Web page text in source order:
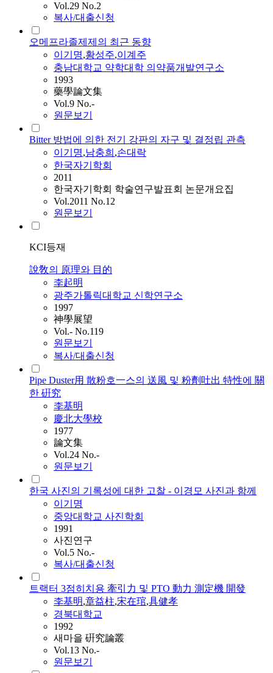
Vol.29 No.2
복사/대출신청
오메프라졸제제의 최근 동향
이기명,황성주,이계주
충남대학교 약학대학 의약품개발연구소
1993
藥學論文集
Vol.9 No.-
원문보기
Bitter 방법에 의한 전기 강판의 자구 및 결정립 관측
이기명,남충희 ,손대락
한국자기학회
2011
한국자기학회 학술연구발표회 논문개요집
Vol.2011 No.12
원문보기
KCI등재
說敎의 原理와 目的
李起明
광주가톨릭대학교 신학연구소
1997
神學展望
Vol.- No.119
원문보기
복사/대출신청
Pipe Duster用 散粉호一스의 送風 및 粉劑吐出 特性에 關
한 硏究
李基明
慶北大學校
1977
論文集
Vol.24 No.-
원문보기
한국 사진의 기록성에 대한 고찰 - 이경모 사진과 함께
이기명
중앙대학교 사진학회
1991
사진연구
Vol.5 No.-
복사/대출신청
트랙터 3점히치용 牽引力 및 PTO 動力 測定機 開發
李基明,章益柱,宋在琯,具健孝
경북대학교
1992
새마을 硏究論叢
Vol.13 No.-
원문보기